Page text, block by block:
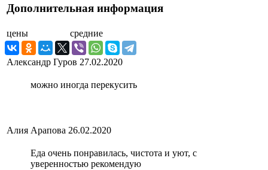
Дополнительная информация
цены средние
Александр Гуров 27.02.2020
можно иногда перекусить
Алия Арапова 26.02.2020
Еда очень понравилась, чистота и уют, с
уверенностью рекомендую